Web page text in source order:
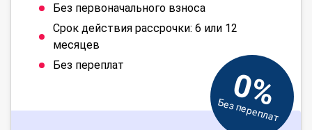
Без первоначального взноса
Срок действия рассрочки: 6 или 12
месяцев
Без переплат
0%
Без переплат